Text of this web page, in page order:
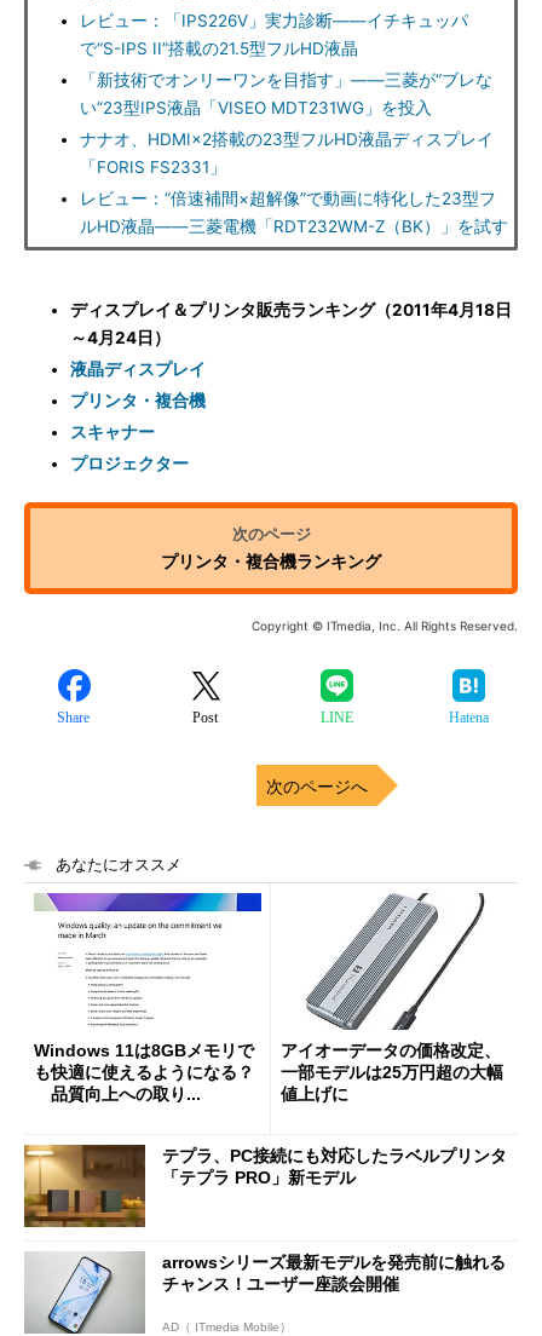
レビュー：「IPS226V」実力診断――イチキュッパ
で“S-IPS II”搭載の21.5型フルHD液晶
「新技術でオンリーワンを目指す」――三菱が“ブレな
い”23型IPS液晶「VISEO MDT231WG」を投入
ナナオ、HDMI×2搭載の23型フルHD液晶ディスプレイ
「FORIS FS2331」
レビュー：“倍速補間×超解像”で動画に特化した23型フ
ルHD液晶――三菱電機「RDT232WM-Z（BK）」を試す
ディスプレイ＆プリンタ販売ランキング（2011年4月18日
～4月24日）
液晶ディスプレイ
プリンタ・複合機
スキャナー
プロジェクター
プリンタ・複合機ランキング
Copyright © ITmedia, Inc. All Rights Reserved.
Share Post LINE Hatena
次のページへ
あなたにオススメ
Windows 11は8GBメモリで
も快適に使えるようになる？
品質向上への取り...
アイオーデータの価格改定、
一部モデルは25万円超の大幅
値上げに
テプラ、PC接続にも対応したラベルプリンタ
「テプラ PRO」新モデル
arrowsシリーズ最新モデルを発売前に触れる
チャンス！ユーザー座談会開催
AD（ ITmedia Mobile）